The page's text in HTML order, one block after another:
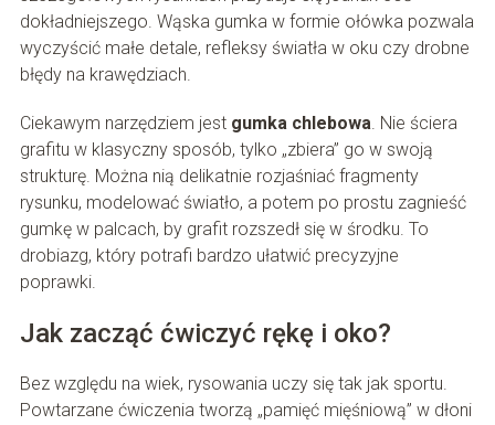
dokładniejszego. Wąska gumka w formie ołówka pozwala
wyczyścić małe detale, refleksy światła w oku czy drobne
błędy na krawędziach.
Ciekawym narzędziem jest gumka chlebowa. Nie ściera
grafitu w klasyczny sposób, tylko „zbiera” go w swoją
strukturę. Można nią delikatnie rozjaśniać fragmenty
rysunku, modelować światło, a potem po prostu zagnieść
gumkę w palcach, by grafit rozszedł się w środku. To
drobiazg, który potrafi bardzo ułatwić precyzyjne
poprawki.
Jak zacząć ćwiczyć rękę i oko?
Bez względu na wiek, rysowania uczy się tak jak sportu.
Powtarzane ćwiczenia tworzą „pamięć mięśniową” w dłoni